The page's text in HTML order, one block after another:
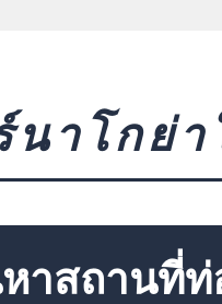
นาโกย่
าสถานที่ท่